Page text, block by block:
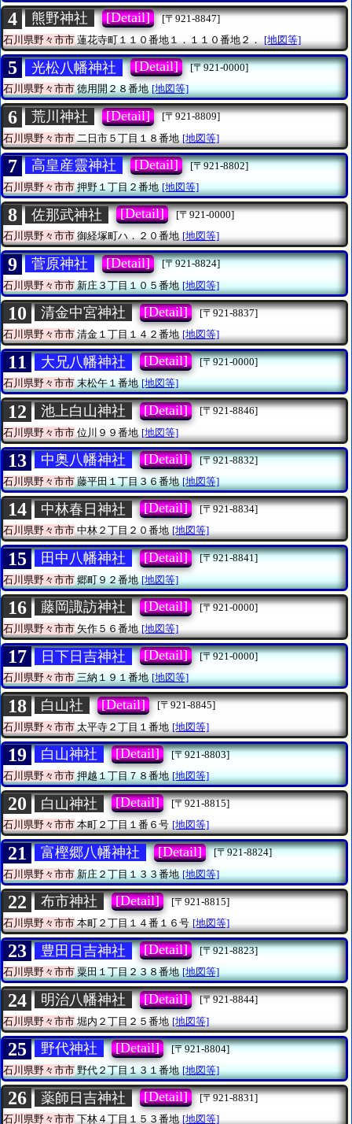
4 熊野神社 [Detail]
[〒921-8847]
石川県野々市市 蓮花寺町１１０番地１．１１０番地２． [地図等]
5 光松八幡神社 [Detail]
[〒921-0000]
石川県野々市市徳用開２８番地 [地図等]
6 荒川神社 [Detail]
[〒921-8809]
石川県野々市市 二日市５丁目１８番地 [地図等]
7 高皇産靈神社 [Detail]
[〒921-8802]
石川県野々市市押野１丁目２番地 [地図等]
8 佐那武神社 [Detail]
[〒921-0000]
石川県野々市市御経塚町ハ．２０番地 [地図等]
9 菅原神社 [Detail]
[〒921-8824]
石川県野々市市新庄３丁目１０５番地 [地図等]
10 清金中宮神社 [Detail]
[〒921-8837]
石川県野々市市 清金１丁目１４２番地 [地図等]
11 大兄八幡神社 [Detail]
[〒921-0000]
石川県野々市市末松午１番地 [地図等]
12 池上白山神社 [Detail]
[〒921-8846]
石川県野々市市 位川９９番地 [地図等]
13 中奥八幡神社 [Detail]
[〒921-8832]
石川県野々市市藤平田１丁目３６番地 [地図等]
14 中林春日神社 [Detail]
[〒921-8834]
石川県野々市市中林２丁目２０番地 [地図等]
15 田中八幡神社 [Detail]
[〒921-8841]
石川県野々市市郷町９２番地 [地図等]
16 藤岡諏訪神社 [Detail]
[〒921-0000]
石川県野々市市 矢作５６番地 [地図等]
17 日下日吉神社 [Detail]
[〒921-0000]
石川県野々市市三納１９１番地 [地図等]
18 白山社 [Detail]
[〒921-8845]
石川県野々市市 太平寺２丁目１番地 [地図等]
19 白山神社 [Detail]
[〒921-8803]
石川県野々市市押越１丁目７８番地 [地図等]
20 白山神社 [Detail]
[〒921-8815]
石川県野々市市本町２丁目１番６号 [地図等]
21 富樫郷八幡神社 [Detail]
[〒921-8824]
石川県野々市市新庄２丁目１３３番地 [地図等]
22 布市神社 [Detail]
[〒921-8815]
石川県野々市市 本町２丁目１４番１６号 [地図等]
23 豊田日吉神社 [Detail]
[〒921-8823]
石川県野々市市粟田１丁目２３８番地 [地図等]
24 明治八幡神社 [Detail]
[〒921-8844]
石川県野々市市 堀内２丁目２５番地 [地図等]
25 野代神社 [Detail]
[〒921-8804]
石川県野々市市野代２丁目１３１番地 [地図等]
26 薬師日吉神社 [Detail]
[〒921-8831]
石川県野々市市下林４丁目１５３番地 [地図等]